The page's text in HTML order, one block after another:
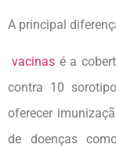
A principal
vacinas é a
contra 10
oferecer
de doenças